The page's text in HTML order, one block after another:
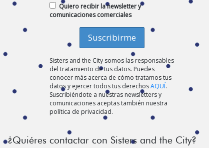
Quiero recibir la newsletter y
comunicaciones comerciales
Sisters and the City somos las responsables
del tratamiento de tus datos. Puedes
conocer más acerca de cómo tratamos tus
datos y ejercer todos tus derechosAQUÍ.
Suscribiéndote a nuestras newsletters y
comunicaciones aceptas también nuestra
política de privacidad.
¿Quiéres contactar con Sisters and the City?